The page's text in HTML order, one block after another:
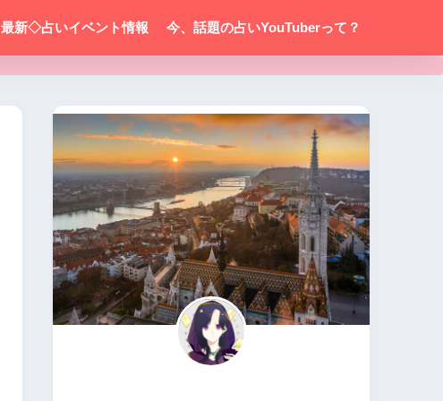
最新◇占いイベント情報 今、話題の占いYouTuberって？